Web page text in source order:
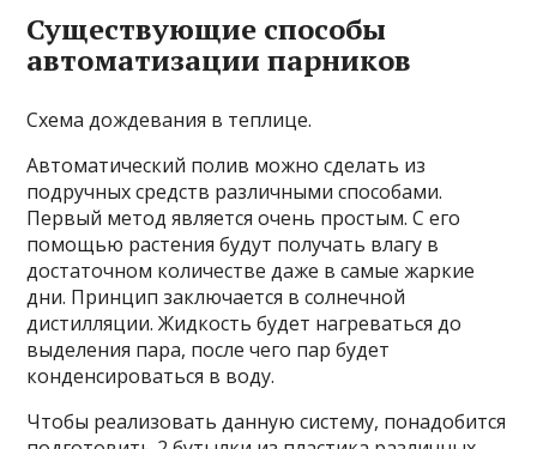
Существующие способы
автоматизации парников
Схема дождевания в теплице.
Автоматический полив можно сделать из
подручных средств различными способами.
Первый метод является очень простым. С его
помощью растения будут получать влагу в
достаточном количестве даже в самые жаркие
дни. Принцип заключается в солнечной
дистилляции. Жидкость будет нагреваться до
выделения пара, после чего пар будет
конденсироваться в воду.
Чтобы реализовать данную систему, понадобится